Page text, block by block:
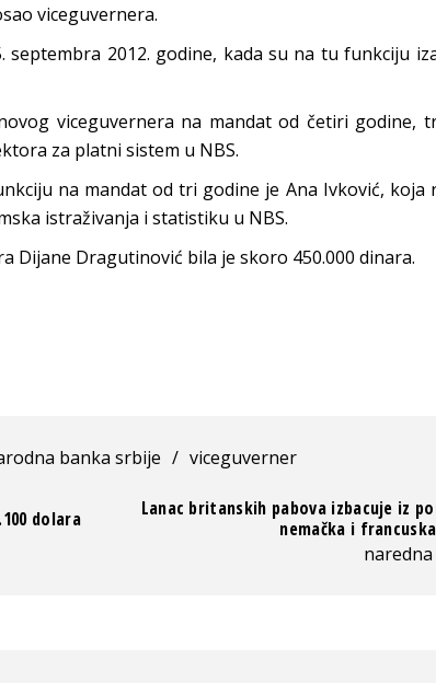
viceguvernera.
2012. godine, kada su na tu funkciju
viceguvernera na mandat od četiri godine,
za platni sistem u NBS.
na mandat od tri godine je Ana Ivković, koja
istraživanja i statistiku u NBS.
Dijane Dragutinović bila je skoro 450.000 dinara.
banka srbije / viceguverner
dolara
Lanac britanskih pabova izbacuje iz
nemačka i